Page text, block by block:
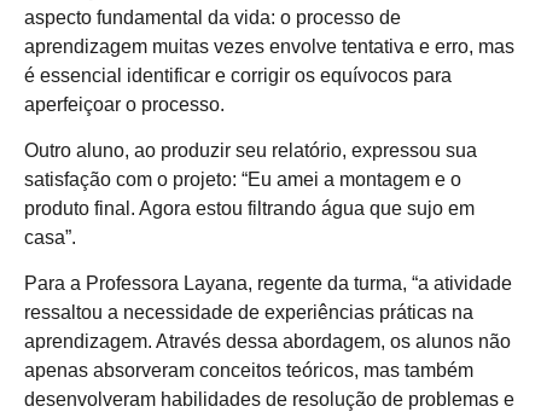
aspecto fundamental da vida: o processo de
aprendizagem muitas vezes envolve tentativa e erro, mas
é essencial identificar e corrigir os equívocos para
aperfeiçoar o processo.
Outro aluno, ao produzir seu relatório, expressou sua
satisfação com o projeto: “Eu amei a montagem e o
produto final. Agora estou filtrando água que sujo em
casa”.
Para a Professora Layana, regente da turma, “a atividade
ressaltou a necessidade de experiências práticas na
aprendizagem. Através dessa abordagem, os alunos não
apenas absorveram conceitos teóricos, mas também
desenvolveram habilidades de resolução de problemas e